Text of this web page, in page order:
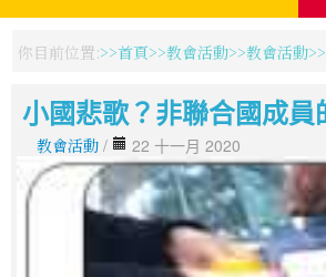
你目前位置: 首頁 教會活動 教會活動
小國悲歌？非聯合國成
教會活動 / 22 十一月 2020